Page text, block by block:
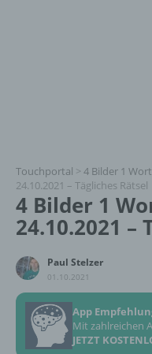
Touchportal > 4 Bilder 1 Wort
24.10.2021 – Tägliches Rätsel
4 Bilder 1
24.10.2021 –
Paul Stelzer
01.10.2021
App
Mit zahlreichen
JETZT